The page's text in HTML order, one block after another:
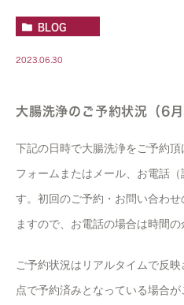
BLOG
2023.06.30
大腸洗浄のご予約状況（6
下記の日時で大腸洗浄をご予約
フォームまたはメール、お電話
す。初回のご予約・お問い合わ
ますので、お電話の場合は時間
ご予約状況はリアルタイムで反
点で予約済みとなっている場合が